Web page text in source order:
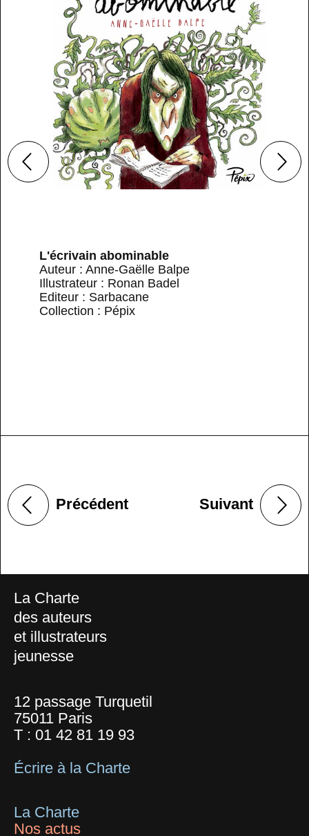
L'écrivain abominable
Auteur : Anne-Gaëlle Balpe
Illustrateur : Ronan Badel
Editeur : Sarbacane
Collection : Pépix
Précédent Suivant
La Charte
des auteurs
et illustrateurs
jeunesse
12 passage Turquetil
75011 Paris
T : 01 42 81 19 93
Écrire à la Charte
La Charte
Nos actus